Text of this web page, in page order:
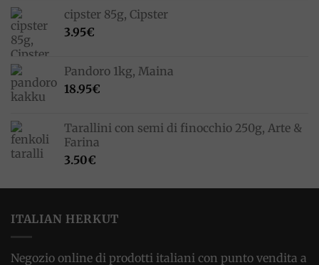
cipster 85g, Cipster
3.95€
Pandoro 1kg, Maina
18.95€
Tarallini con semi di finocchio 250g, Arte &
Farina
3.50€
ITALIAN HERKUT
Negozio online di prodotti italiani con punto vendita a